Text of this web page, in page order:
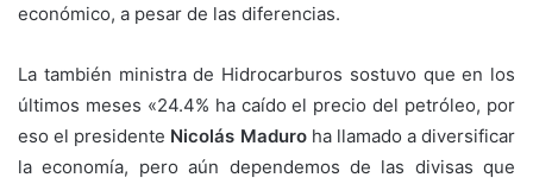
económico, a pesar de las diferencias.
La también ministra de Hidrocarburos sostuvo que en los
últimos meses «24.4% ha caído el precio del petróleo, por
eso el presidente Nicolás Maduroha llamado a diversificar
la economía, pero aún dependemos de las divisas que